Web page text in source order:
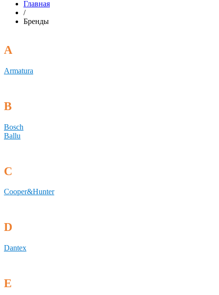
Главная
/
Бренды
A
Armatura
B
Bosch
Ballu
C
Cooper&Hunter
D
Dantex
E